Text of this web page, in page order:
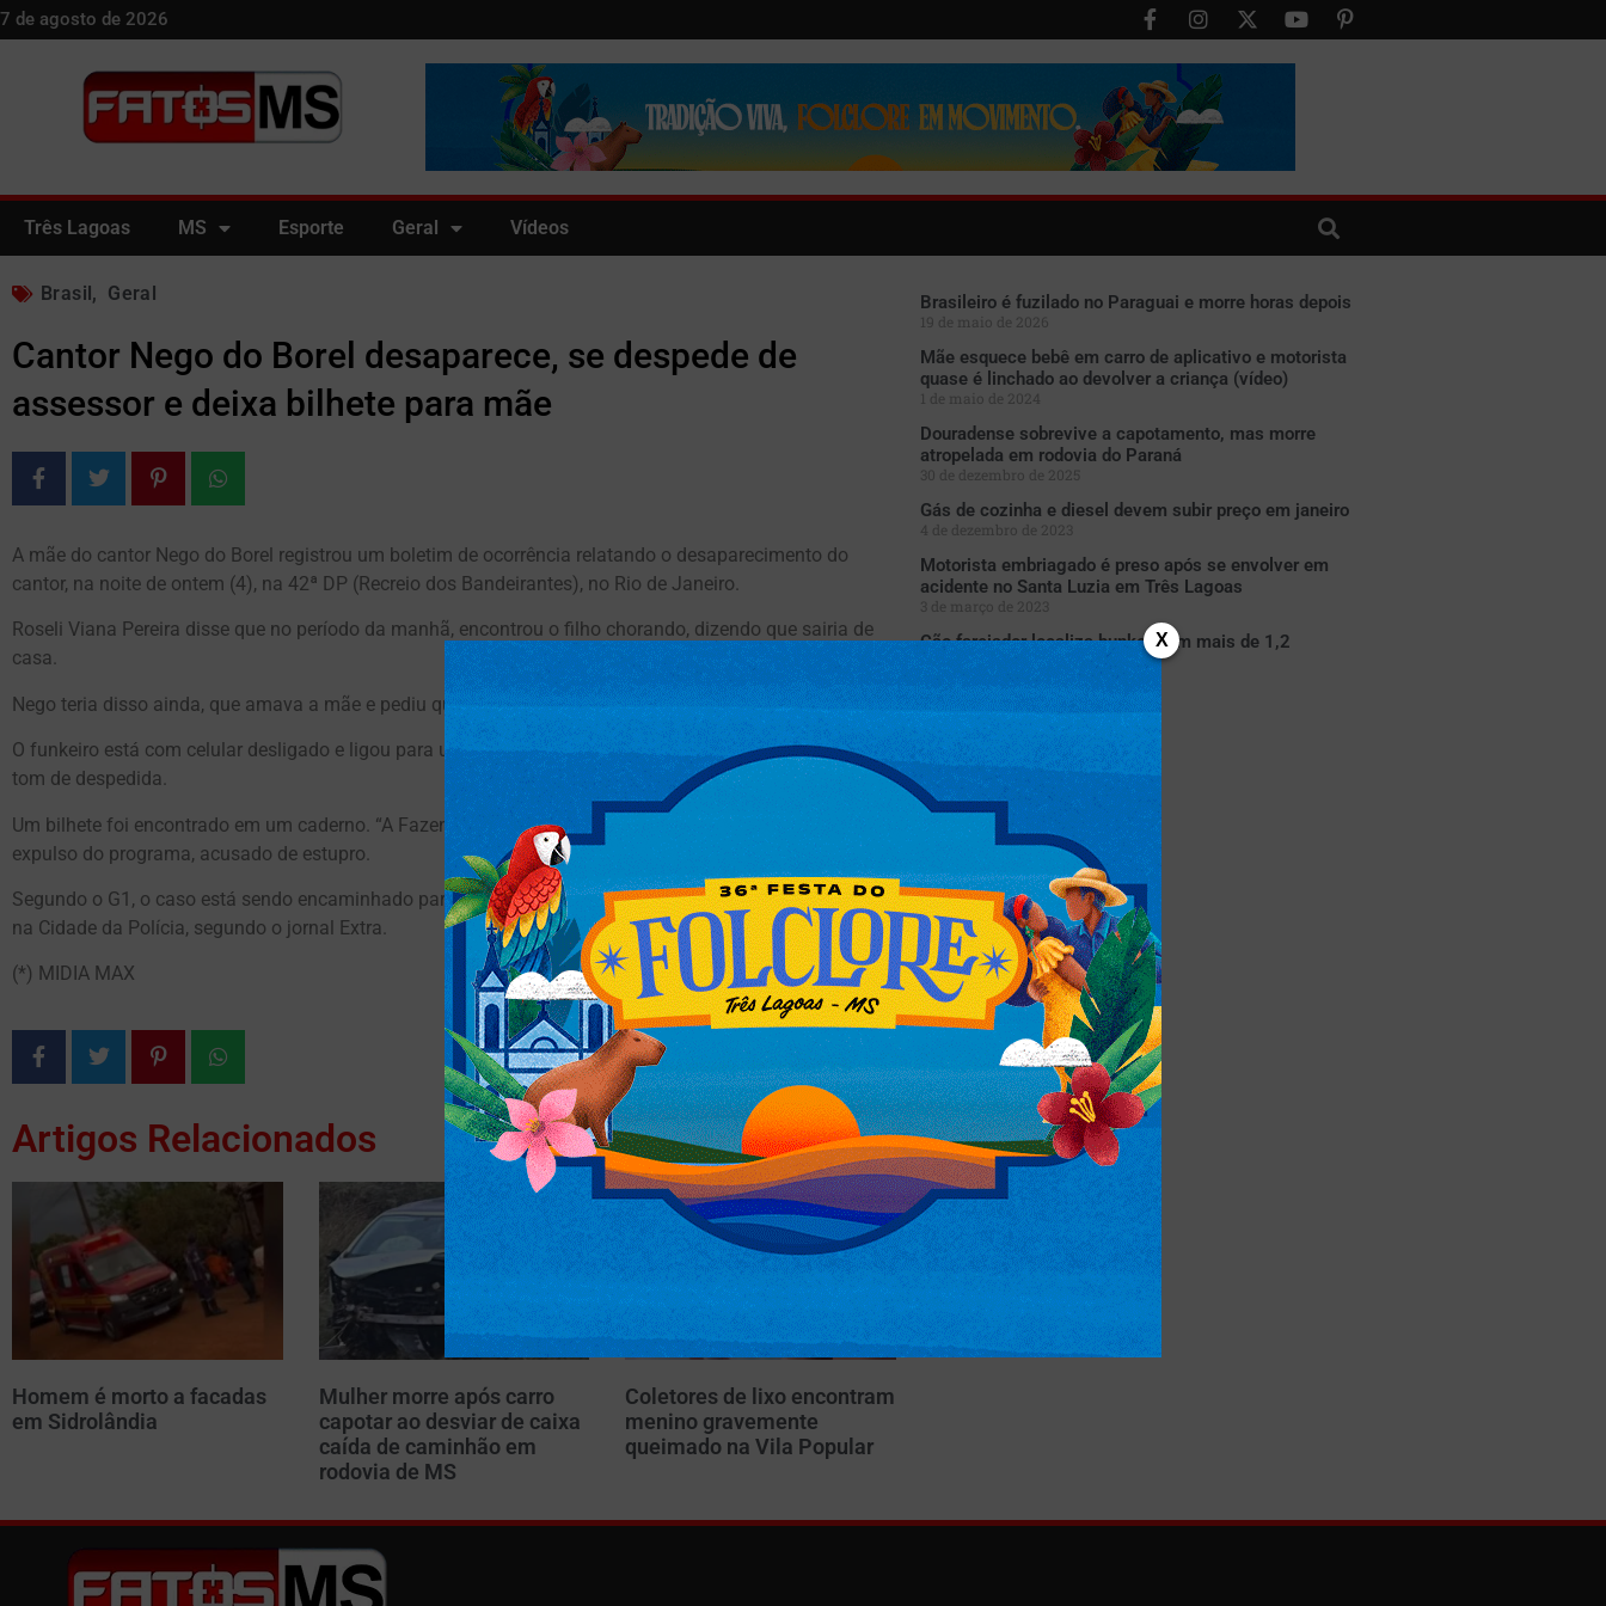
7 de agosto de 2026
Três Lagoas MS Esporte Geral Vídeos
Brasil, Geral
Cantor Nego do Borel desaparece, se despede de
assessor e deixa bilhete para mãe
A mãe do cantor Nego do Borel registrou um boletim de ocorrência relatando o desaparecimento do
cantor, na noite de ontem (4), na 42ª DP (Recreio dos Bandeirantes), no Rio de Janeiro.
Roseli Viana Pereira disse que no período da manhã, encontrou o filho chorando, dizendo que sairia de
casa.
Nego teria disso ainda, que amava a mãe e pediu que ela não impedisse ele de fazer o que queria.
O funkeiro está com celular desligado e ligou para um assessor de imprensa agradecendo por tudo, em
tom de despedida.
Um bilhete foi encontrado em um caderno. “A Fazenda vai me pagar, fez minha mãe chorar”. Nego foi
expulso do programa, acusado de estupro.
Segundo o G1, o caso está sendo encaminhado para a DDPC (Delegacia de Descoberta de Paradeiros),
na Cidade da Polícia, segundo o jornal Extra.
(*) MIDIA MAX
Artigos Relacionados
Homem é morto a facadas
em Sidrolândia
Mulher morre após carro
capotar ao desviar de caixa
caída de caminhão em
rodovia de MS
Coletores de lixo encontram
menino gravemente
queimado na Vila Popular
Brasileiro é fuzilado no Paraguai e morre horas depois
19 de maio de 2026
Mãe esquece bebê em carro de aplicativo e motorista
quase é linchado ao devolver a criança (vídeo)
1 de maio de 2024
Douradense sobrevive a capotamento, mas morre
atropelada em rodovia do Paraná
30 de dezembro de 2025
Gás de cozinha e diesel devem subir preço em janeiro
4 de dezembro de 2023
Motorista embriagado é preso após se envolver em
acidente no Santa Luzia em Três Lagoas
3 de março de 2023
Cão farejador localiza bunker com mais de 1,2
tonelada de maconha em MS
28 de julho de 2026
X